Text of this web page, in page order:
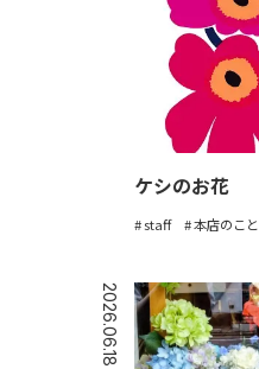
ケシのお花
staff 本店のこと
2026.06.18